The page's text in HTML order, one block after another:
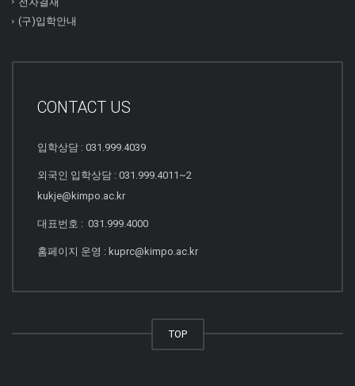
(구)입학안내
CONTACT US
입학상담 : 031.999.4039
외국인 입학상담 : 031.999.4011~2
kukje@kimpo.ac.kr
대표번호 : 031.999.4000
홈페이지 운영 : kuprc@kimpo.ac.kr
TOP